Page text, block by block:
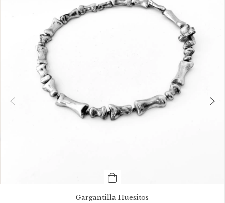
Gargantilla Huesitos